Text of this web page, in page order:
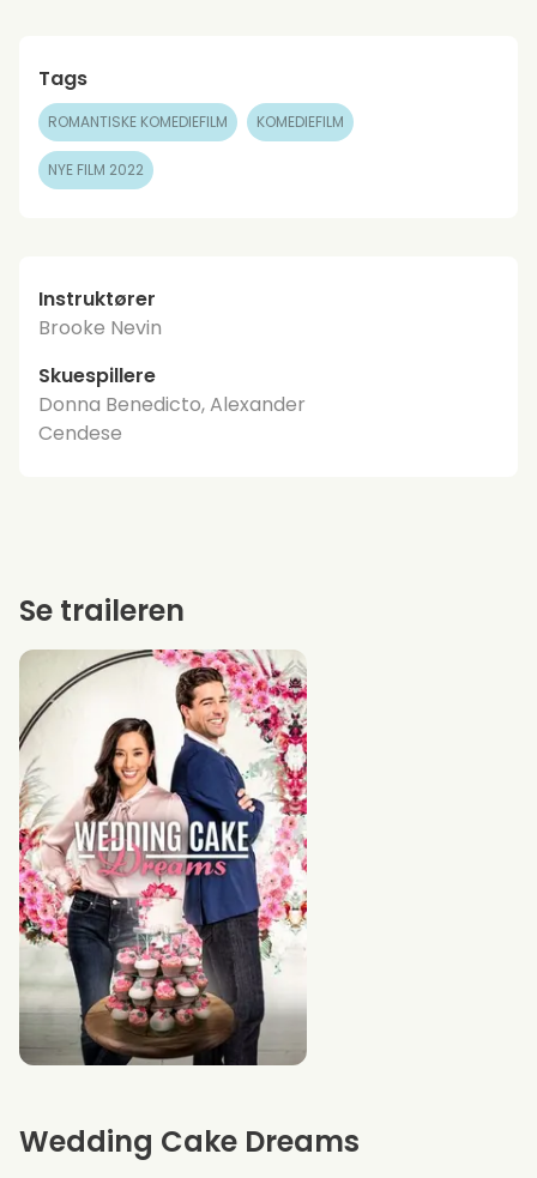
Tags
ROMANTISKE KOMEDIEFILM KOMEDIEFILM
NYE FILM 2022
Instruktører
Brooke Nevin
Skuespillere
Donna Benedicto, Alexander
Cendese
Wedding Cake Dreams
Se traileren